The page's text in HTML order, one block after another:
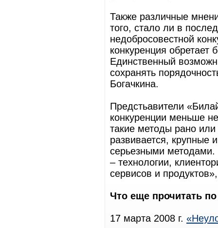
Также различные
того, стало ли в
недобросовестной
конкуренция обретает
Единственный
сохранять
Богачкина.
Предстьавители
конкуренции меньше
такие методы рано
развивается, крупные
серьезными
– технологии,
сервисов и
Что еще прочитать
17 марта 2008 г.